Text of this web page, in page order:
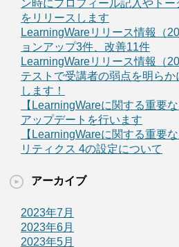
ン時にプロフィール記入やト
をリリースします
LearningWareリリース情報（
ョンアップ3件、改善11件
LearningWareリリース情報（
テストで受講者の弱点を明ら
します！
【LearningWareに関する重要
アップデートを行います
【LearningWareに関する重要
リティクス 4の設定について
アーカイブ
2023年7月
2023年6月
2023年5月